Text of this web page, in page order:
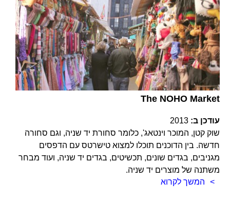
The NOHO Market
עודכן ב: 2013
שוק קטן, המוכר וינטאג', כלומר סחורת יד שניה, וגם סחורה
חדשה. בין הדוכנים תוכלו למצוא טישרטס עם הדפסים
מגניבים, בגדים שונים, תכשיטים, בגדים יד שניה, ועוד מבחר
משתנה של מוצרים יד שניה.
המשך לקרוא